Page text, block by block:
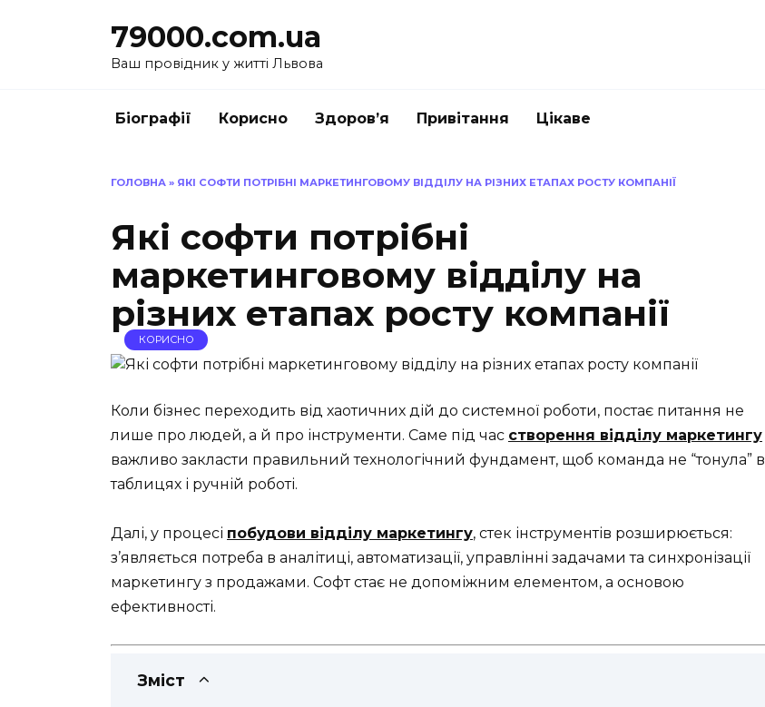
79000.com.ua
Ваш провідник у житті Львова
Біографії Корисно Здоров’я Привітання Цікаве
ГОЛОВНА » ЯКІ СОФТИ ПОТРІБНІ МАРКЕТИНГОВОМУ ВІДДІЛУ НА РІЗНИХ ЕТАПАХ РОСТУ КОМПАНІЇ
Які софти потрібні
маркетинговому відділу на
різних етапах росту компанії
КОРИСНО
Коли бізнес переходить від хаотичних дій до системної роботи, постає питання не
лише про людей, а й про інструменти. Саме під час створення відділу маркетингу
важливо закласти правильний технологічний фундамент, щоб команда не “тонула” в
таблицях і ручній роботі.
Далі, у процесі побудови відділу маркетингу, стек інструментів розширюється:
з’являється потреба в аналітиці, автоматизації, управлінні задачами та синхронізації
маркетингу з продажами. Софт стає не допоміжним елементом, а основою
ефективності.
Зміст